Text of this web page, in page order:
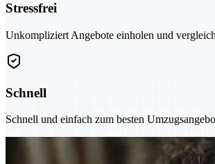
Stressfrei
Unkompliziert Angebote einholen und
Schnell
Schnell und einfach zum besten